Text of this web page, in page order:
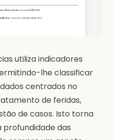
utiliza indicadores
lhe classificar
centrados no
de feridas,
de casos. Isto torna
profundidade das